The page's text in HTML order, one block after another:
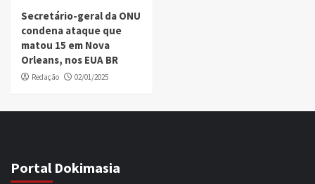
Secretário-geral da ONU
condena ataque que
matou 15 em Nova
Orleans, nos EUA BR
Redação 02/01/2025
Portal Dokimasia